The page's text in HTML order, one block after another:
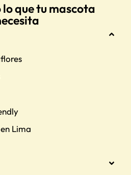
que tu mascota
Lima